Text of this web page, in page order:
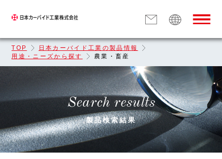
TOP
日本カーバイド工業の製品情報
用途・ニーズから探す
農業・畜産
Search results
製品検索結果